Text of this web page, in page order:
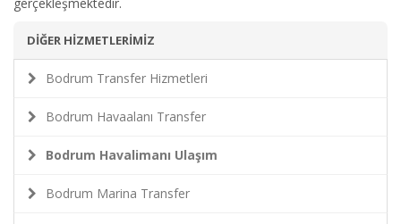
DİĞER HİZMETLERİMİZ
Bodrum Transfer Hizmetleri
Bodrum Havaalanı Transfer
Bodrum Havalimanı Ulaşım
Bodrum Marina Transfer